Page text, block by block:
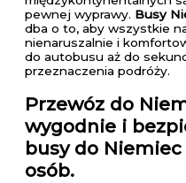
pewnej wyprawy. Busy
dba o to, aby wszystkie
nienaruszalnie i
do autobusu aż do
przeznaczenia podróży.
Przewóz do
wygodnie i
busy do
osób.